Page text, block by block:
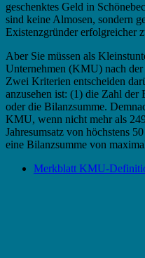
geschenktes Geld in
sind keine Almosen, sondern
Existenzgründer erfolgreicher
Aber Sie müssen als
Unternehmen (KMU) nach
Zwei Kriterien entscheiden
anzusehen ist: (1) die Zahl der
oder die Bilanzsumme.
KMU, wenn nicht mehr als
Jahresumsatz von höchstens
eine Bilanzsumme von
Merkblatt KMU-